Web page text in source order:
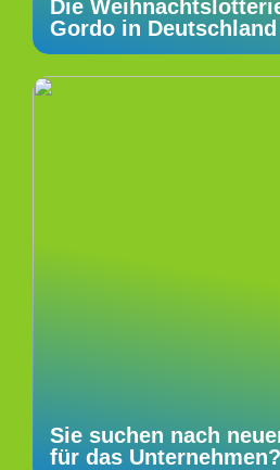
Die
Gordo in
Sie suchen nach
für das Unternehmen?